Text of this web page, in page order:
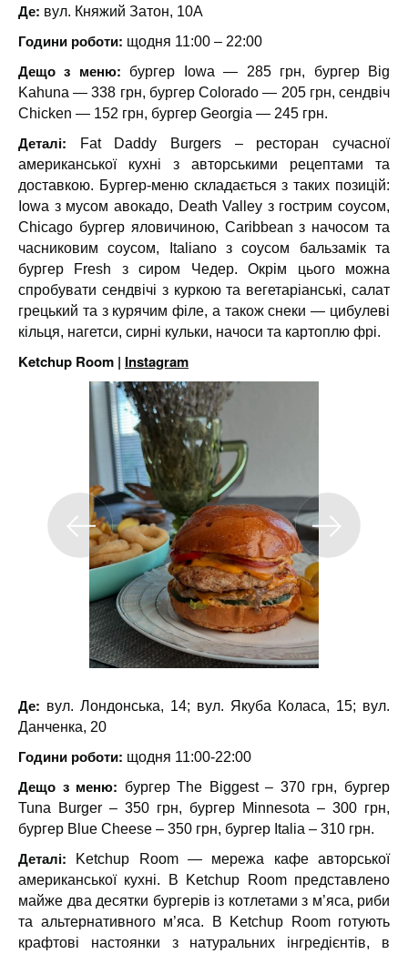
Де: вул. Княжий Затон, 10А
Години роботи: щодня 11:00 – 22:00
Дещо з меню:
бургер Iowa — 285 грн, бургер Big
Kahuna — 338 грн, бургер Сolorado — 205 грн, сендвіч
Chicken — 152 грн, бургер Georgia — 245 грн.
Деталі:
Fat Daddy Burgers – ресторан сучасної
американської кухні з авторськими рецептами та
доставкою. Бургер-меню складається з таких позицій:
Iowa з мусом авокадо, Death Valley з гострим соусом,
Chicago бургер яловичиною, Caribbean з начосом та
часниковим соусом, Italiano з соусом бальзамік та
бургер Fresh з сиром Чедер. Окрім цього можна
спробувати сендвічі з куркою та вегетаріанські, салат
грецький та з курячим філе, а також снеки — цибулеві
кільця, нагетси, сирні кульки, начоси та картоплю фрі.
Ketchup Room | Instagram
Де: вул. Лондонська, 14; вул. Якуба Коласа, 15; вул.
Данченка, 20
Години роботи: щодня 11:00-22:00
Дещо з меню: бургер The Biggest – 370 грн, бургер
Tuna Burger – 350 грн, бургер Minnesota – 300 грн,
бургер Blue Cheese – 350 грн, бургер Italia – 310 грн.
Деталі: Ketchup Room — мережа кафе авторської
американської кухні. В Ketchup Room представлено
майже два десятки бургерів із котлетами з м’яса, риби
та альтернативного м’яса. В Ketchup Room готують
крафтові настоянки з натуральних інгредієнтів, в